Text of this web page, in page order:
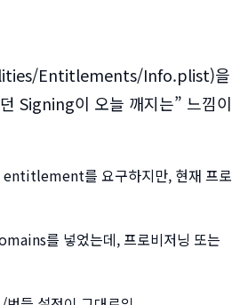
Entitlements/Info.plist)을
Signing이 오늘 깨지는” 느낌이
를 요구하지만, 현재 프로
를 넣었는데, 프로비저닝 또는